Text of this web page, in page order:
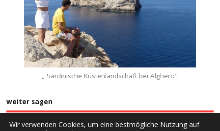
„ Sardinische Küstenlandschaft bei Alghero"
weiter sagen
Wir verwenden Cookies, um eine bestmögliche Nutzung auf